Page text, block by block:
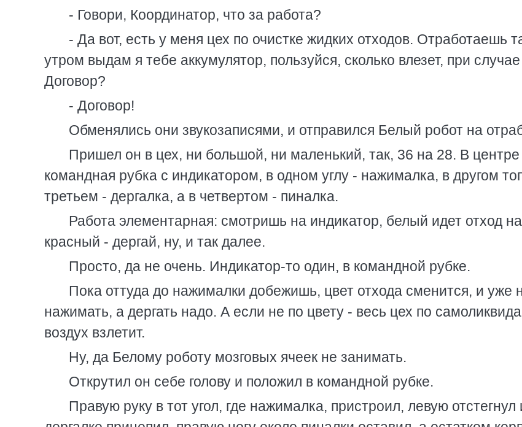
- Говори, Координатор, что за работа?
- Да вот, есть у меня цех по очистке жидких отходов. Отработаешь
утром выдам я тебе аккумулятор, пользуйся, сколько влезет, при
Договор?
- Договор!
Обменялись они звукозаписями, и отправился Белый робот на
Пришел он в цех, ни большой, ни маленький, так, 36 на 28. В центре
командная рубка с индикатором, в одном углу - нажималка, в другом
третьем - дергалка, а в четвертом - пиналка.
Работа элементарная: смотришь на индикатор, белый идет отход
красный - дергай, ну, и так далее.
Просто, да не очень. Индикатор-то один, в командной рубке.
Пока оттуда до нажималки добежишь, цвет отхода сменится, и уже
нажимать, а дергать надо. А если не по цвету - весь цех по
воздух взлетит.
Ну, да Белому роботу мозговых ячеек не занимать.
Открутил он себе голову и положил в командной рубке.
Правую руку в тот угол, где нажималка, пристроил, левую отстегнул